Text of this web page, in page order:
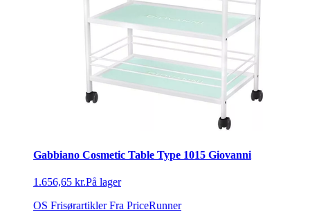
Gabbiano Cosmetic Table Type 1015 Giovanni
1.656,65 kr.På lager
OS Frisørartikler Fra PriceRunner